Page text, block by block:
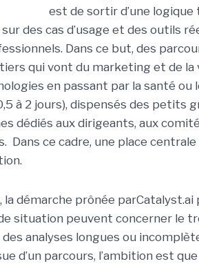
est de sortir d’une logique
des cas d’usage et des outils
Dans ce but, des
qui vont du marketing et de la
en passant par la santé
à 2 jours), dispensés des petits
dédiés aux dirigeants, aux
Dans ce cadre, une place
la démarche prônée
situation peuvent concerner le
analyses longues ou
d’un parcours, l’ambition est